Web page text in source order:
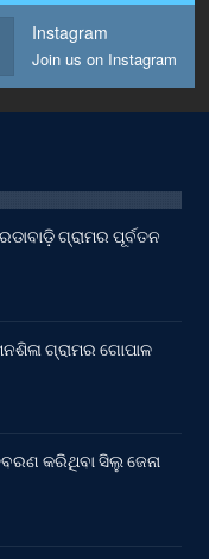
Instagram
Join us on Instagram
ଗ୍ରାମର ପୂର୍ବତନ
ଗ୍ରାମର ଗୋପାଳ
କରିଥିବା ସିଲୁ ଜେନା